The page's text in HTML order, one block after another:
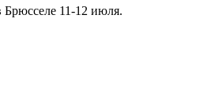
11-12 июля.